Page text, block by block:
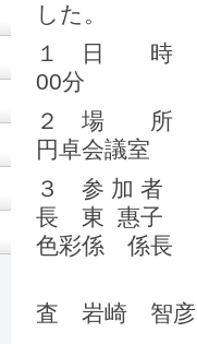
した。
１ 日 時 令
00分
２ 場 所 港
円卓会議室
３ 参 加 者
長 東 惠
色彩係 係長
査 岩崎 智